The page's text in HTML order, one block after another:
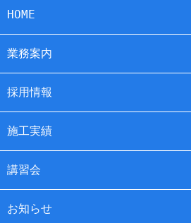
HOME
業務案内
採用情報
施工実績
講習会
お知らせ